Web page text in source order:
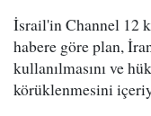
İsrail'in Channel 12
habere göre plan,
kullanılmasını ve
körüklenmesini